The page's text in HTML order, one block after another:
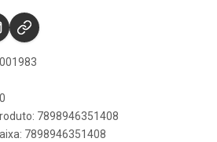
7898946351408
7898946351408